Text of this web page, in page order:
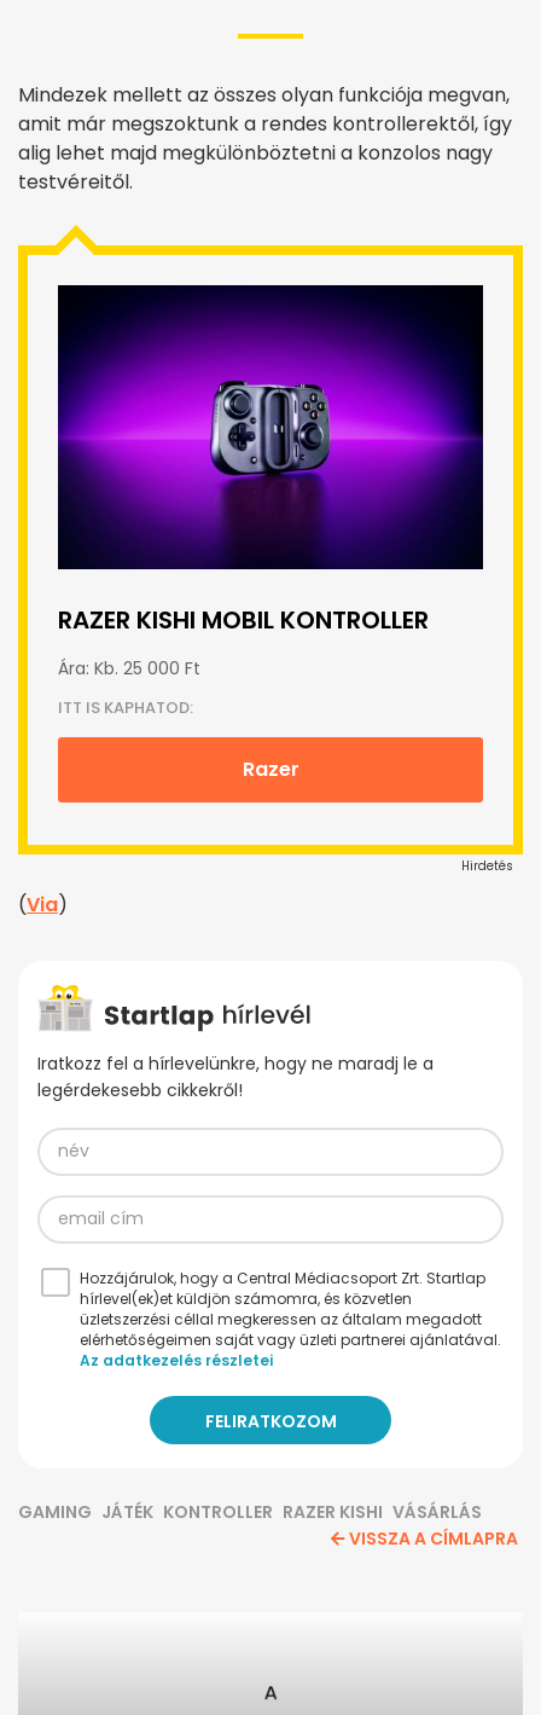
Mindezek mellett az összes olyan funkciója megvan,
amit már megszoktunk a rendes kontrollerektől, így
alig lehet majd megkülönböztetni a konzolos nagy
testvéreitől.
RAZER KISHI MOBIL KONTROLLER
Ára: Kb. 25 000 Ft
ITT IS KAPHATOD:
Razer
Hirdetés
(Via)
Iratkozz fel a hírlevelünkre, hogy ne maradj le a
legérdekesebb cikkekről!
Hozzájárulok, hogy a Central Médiacsoport Zrt. Startlap
hírlevel(ek)et küldjön számomra, és közvetlen
üzletszerzési céllal megkeressen az általam megadott
elérhetőségeimen saját vagy üzleti partnerei ajánlatával.
Az adatkezelés részletei
GAMING JÁTÉK KONTROLLER RAZER KISHI VÁSÁRLÁS
VISSZA A CÍMLAPRA